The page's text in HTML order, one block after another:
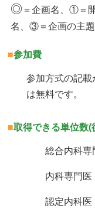
◎ ＝企画名、①＝
名、③＝企画の主
■参加費
参加方式の記
は無料です。
■取得できる単位数(
総合内科専
内科専門医
認定内科医